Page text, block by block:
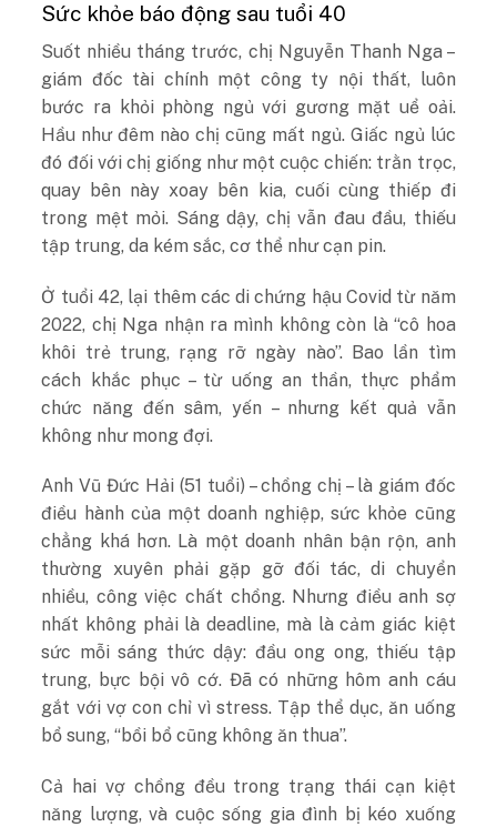
Sức khỏe báo động sau tuổi 40
Suốt nhiều tháng trước, chị Nguyễn Thanh Nga –
giám đốc tài chính một công ty nội thất, luôn
bước ra khỏi phòng ngủ với gương mặt uể oải.
Hầu như đêm nào chị cũng mất ngủ. Giấc ngủ lúc
đó đối với chị giống như một cuộc chiến: trằn trọc,
quay bên này xoay bên kia, cuối cùng thiếp đi
trong mệt mỏi. Sáng dậy, chị vẫn đau đầu, thiếu
tập trung, da kém sắc, cơ thể như cạn pin.
Ở tuổi 42, lại thêm các di chứng hậu Covid từ năm
2022, chị Nga nhận ra mình không còn là “cô hoa
khôi trẻ trung, rạng rỡ ngày nào”. Bao lần tìm
cách khắc phục – từ uống an thần, thực phẩm
chức năng đến sâm, yến – nhưng kết quả vẫn
không như mong đợi.
Anh Vũ Đức Hải (51 tuổi) – chồng chị – là giám đốc
điều hành của một doanh nghiệp, sức khỏe cũng
chẳng khá hơn. Là một doanh nhân bận rộn, anh
thường xuyên phải gặp gỡ đối tác, di chuyển
nhiều, công việc chất chồng. Nhưng điều anh sợ
nhất không phải là deadline, mà là cảm giác kiệt
sức mỗi sáng thức dậy: đầu ong ong, thiếu tập
trung, bực bội vô cớ. Đã có những hôm anh cáu
gắt với vợ con chỉ vì stress. Tập thể dục, ăn uống
bổ sung, “bồi bổ cũng không ăn thua”.
Cả hai vợ chồng đều trong trạng thái cạn kiệt
năng lượng, và cuộc sống gia đình bị kéo xuống